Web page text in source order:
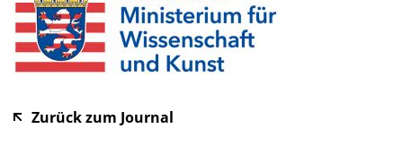
Zurück zum Journal